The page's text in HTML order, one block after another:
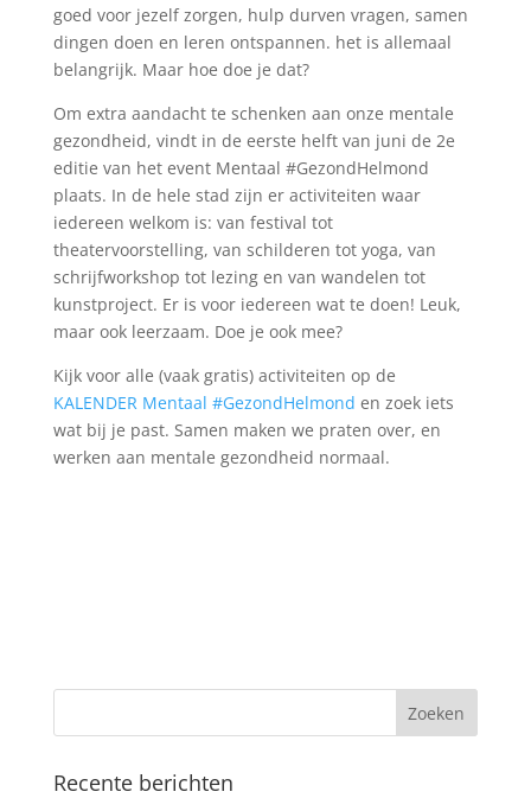
goed voor jezelf zorgen, hulp durven vragen, samen
dingen doen en leren ontspannen. het is allemaal
belangrijk. Maar hoe doe je dat?
Om extra aandacht te schenken aan onze mentale
gezondheid, vindt in de eerste helft van juni de 2e
editie van het event Mentaal #GezondHelmond
plaats. In de hele stad zijn er activiteiten waar
iedereen welkom is: van festival tot
theatervoorstelling, van schilderen tot yoga, van
schrijfworkshop tot lezing en van wandelen tot
kunstproject. Er is voor iedereen wat te doen! Leuk,
maar ook leerzaam. Doe je ook mee?
Kijk voor alle (vaak gratis) activiteiten op de
KALENDER Mentaal #GezondHelmond en zoek iets
wat bij je past. Samen maken we praten over, en
werken aan mentale gezondheid normaal.
Recente berichten